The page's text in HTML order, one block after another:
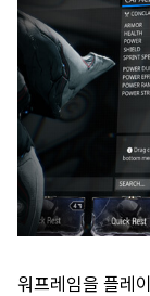
워프레임을 플레